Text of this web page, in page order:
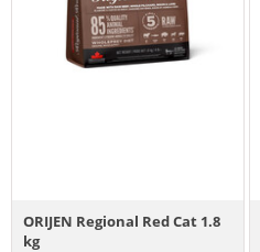
ORIJEN Regional Red Cat 1.8
kg